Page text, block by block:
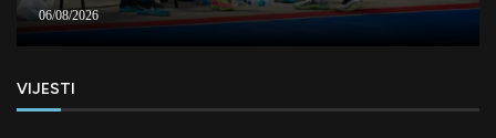
06/08/2026
VIJESTI